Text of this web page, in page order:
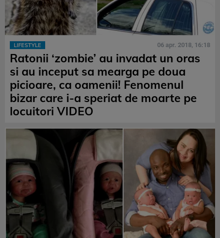
LIFESTYLE 06 apr. 2018, 16:18
Ratonii ‘zombie’ au invadat un oras
si au inceput sa mearga pe doua
picioare, ca oamenii! Fenomenul
bizar care i-a speriat de moarte pe
locuitori VIDEO